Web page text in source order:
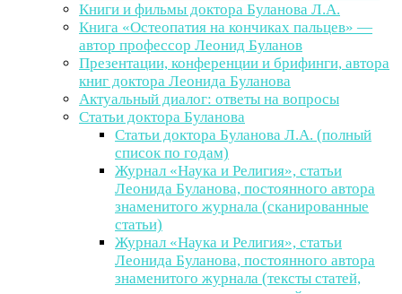
Книги и фильмы доктора Буланова Л.А.
Книга «Остеопатия на кончиках пальцев» —
автор профессор Леонид Буланов
Презентации, конференции и брифинги, автора
книг доктора Леонида Буланова
Актуальный диалог: ответы на вопросы
Статьи доктора Буланова
Статьи доктора Буланова Л.А. (полный
список по годам)
Журнал «Наука и Религия», статьи
Леонида Буланова, постоянного автора
знаменитого журнала (сканированные
статьи)
Журнал «Наука и Религия», статьи
Леонида Буланова, постоянного автора
знаменитого журнала (тексты статей,